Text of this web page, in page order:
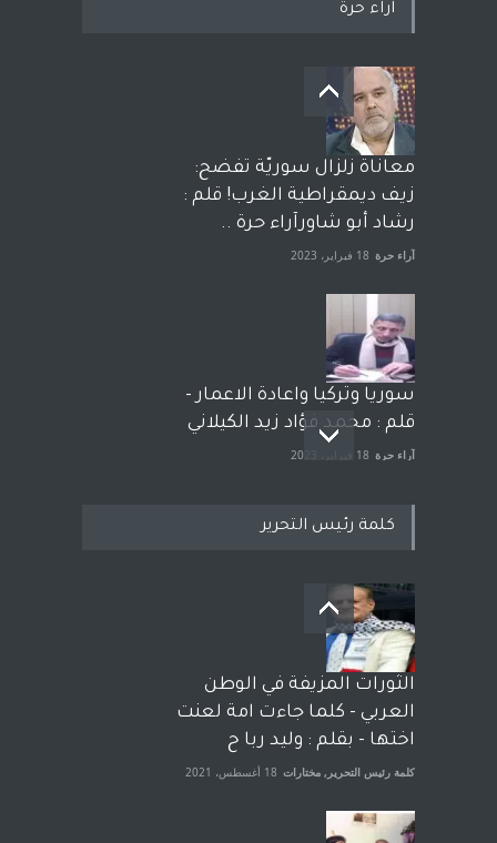
اراء حرة
معاناة زلزال سوريّة تفضح:
زيف ديمقراطية الغرب! قلم :
رشاد أبو شاورآراء حرة ..
آراء حرة 18 فبراير، 2023
سوريا وتركيا واعادة الاعمار -
قلم : محمد فؤاد زيد الكيلاني
آراء حرة 18 فبراير، 2023
بعد معارك قضائية طاحنة كتب
وترافع فيها بنفسه مرة اخرى..
الشيخ طارق يوسف يقهر
الحكومة الأمريكية ، فأعطوه
الجنسية عن يد وهم صاغرون،
آراء حرة مختارات 7 أبريل، 2023
كلمة رئيس التحرير
الثورات المزيفة في الوطن
العربي - كلما جاءت امة لعنت
اختها - بقلم : وليد ربا ح
كلمة رئيس التحرير , مختارات 18 أغسطس، 2021